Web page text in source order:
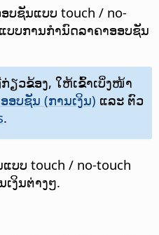
ບຊັນແບບ touch / no-
ບບການກຳນົດລາຄາອອບຊັນ
ວຂ້ອງ, ໃຫ້ເຂົ້າເບິ່ງໜ້າ
ອອບຊັນ (ການເງິນ) ແລະ ຕົວ
.
ບບ touch / no-touch
ງິນຕ່າງໆ.